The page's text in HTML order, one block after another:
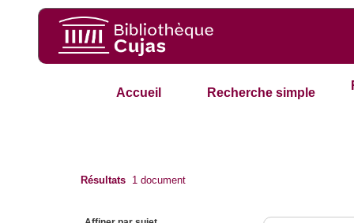
Accueil Recherche simple
Résultats 1 document